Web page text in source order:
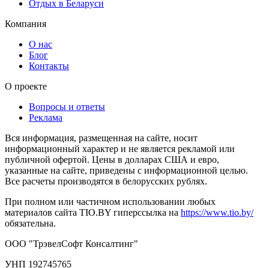
Отдых в Беларуси
Компания
О нас
Блог
Контакты
О проекте
Вопросы и ответы
Реклама
Вся информация, размещенная на сайте, носит
информационный характер и не является рекламой или
публичной офертой. Цены в долларах США и евро,
указанные на сайте, приведены с информационной целью.
Все расчеты производятся в белорусских рублях.
При полном или частичном использовании любых
материалов сайта TIO.BY гиперссылка на https://www.tio.by/
обязательна.
ООО "ТрэвелСофт Консалтинг"
УНП 192745765